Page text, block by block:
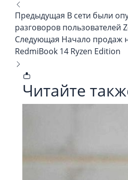
Предыдущая В сети были
разговоров пользователей
Следующая Начало продаж
RedmiBook 14 Ryzen Edition
Читайте